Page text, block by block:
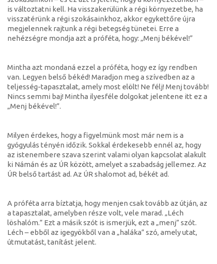
is változtatni kell. Ha visszakerülünk a régi környezetbe, ha
visszatérünk a régi szokásainkhoz, akkor egykettőre újra
megjelennek rajtunk a régi betegség tünetei. Erre a
nehézségre mondja azt a próféta, hogy: „Menj békével!”
Mintha azt mondaná ezzel a próféta, hogy ez így rendben
van. Legyen belső békéd! Maradjon meg a szívedben az a
teljesség-tapasztalat, amely most elölt! Ne félj! Menj tovább!
Nincs semmi baj! Mintha ilyesféle dolgokat jelentene itt ez a
„Menj békével!”.
Milyen érdekes, hogy a figyelmünk most már nem is a
gyógyulás tényén időzik. Sokkal érdekesebb ennél az, hogy
az istenembere szava szerint valami olyan kapcsolat alakult
ki Námán és az ÚR között, amelyet a szabadság jellemez. Az
ÚR belső tartást ad. Az ÚR shalomot ad, békét ad.
A próféta arra bíztatja, hogy menjen csak tovább az útján, az
a tapasztalat, amelyben része volt, vele marad. „Léch
löshalóm.” Ezt a másik szót is ismerjük, ezt a „menj” szót.
Léch – ebből az igegyökből van a „haláka” szó, amely utat,
útmutatást, tanítást jelent.